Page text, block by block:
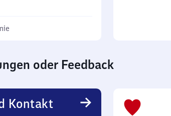
oder Feedback
Kontakt